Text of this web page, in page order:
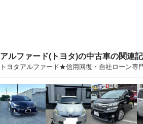
アルファード(トヨタ)の中古車の関連
トヨタアルファード★信用回復・自社ローン専